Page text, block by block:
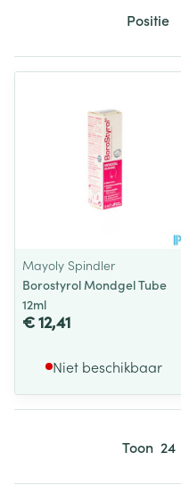
Sorteer op:
Mayoly Spindler
Borostyrol Mondgel Tube
12ml
€ 12,41
Niet beschikbaar
Toon